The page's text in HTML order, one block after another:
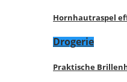
Hornhautraspel
Drogerie
Praktische